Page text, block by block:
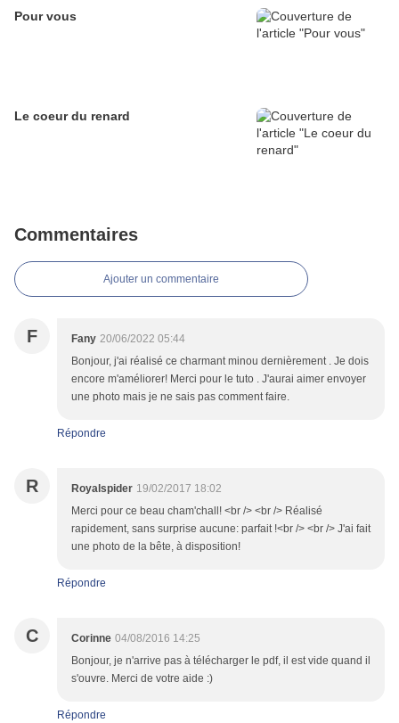
Pour vous
Le coeur du renard
Commentaires
Ajouter un commentaire
F Fany 20/06/2022 05:44
Bonjour, j'ai réalisé ce charmant minou dernièrement . Je dois
encore m'améliorer! Merci pour le tuto . J'aurai aimer envoyer
une photo mais je ne sais pas comment faire.
Répondre
R Royalspider 19/02/2017 18:02
Merci pour ce beau cham'chall! <br /> <br /> Réalisé
rapidement, sans surprise aucune: parfait !<br /> <br /> J'ai fait
une photo de la bête, à disposition!
Répondre
C Corinne 04/08/2016 14:25
Bonjour, je n'arrive pas à télécharger le pdf, il est vide quand il
s'ouvre. Merci de votre aide :)
Répondre